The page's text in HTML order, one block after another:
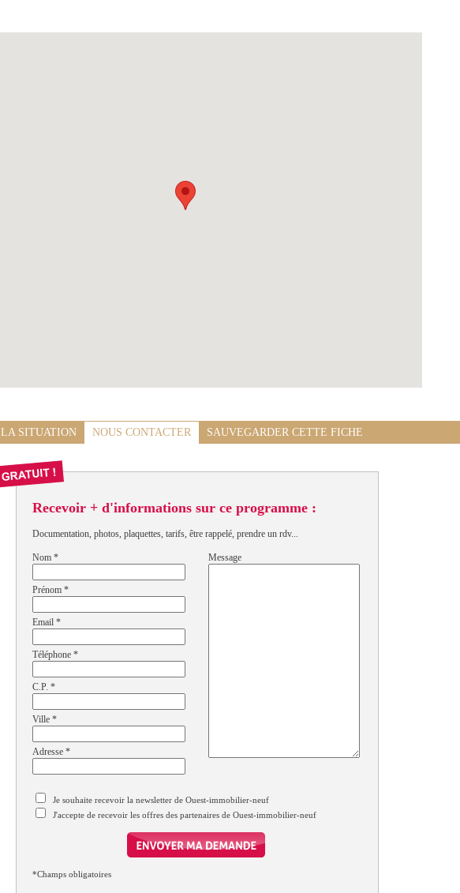
LA SITUATION NOUS CONTACTER SAUVEGARDER CETTE FICHE
Recevoir + d'informations sur ce programme :
Documentation, photos, plaquettes, tarifs, être rappelé, prendre un rdv...
Nom *
Prénom *
Email *
Téléphone *
C.P. *
Ville *
Adresse *
Message
Je souhaite recevoir la newsletter de Ouest-immobilier-neuf
J'accepte de recevoir les offres des partenaires de Ouest-immobilier-neuf
*Champs obligatoires